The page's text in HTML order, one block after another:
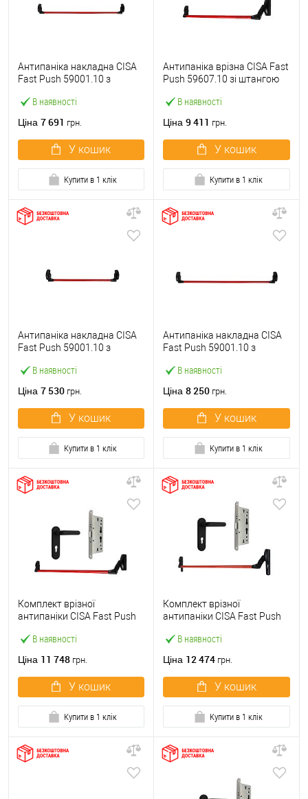
В наявності
Антипаніка накладна CISA
Fast Push 59001.10 з
мм червона
Ціна 7 691 грн.
У кошик
Купити в 1 клік
В наявності
Антипаніка врізна CISA Fast
Push 59607.10 зі штангою
Ціна 9 411 грн.
У кошик
Купити в 1 клік
В наявності
Антипаніка накладна CISA
Fast Push 59001.10 з
червона
Ціна 7 530 грн.
У кошик
Купити в 1 клік
В наявності
Антипаніка накладна CISA
Fast Push 59001.10 з
мм червона
Ціна 8 250 грн.
У кошик
Купити в 1 клік
В наявності
Комплект врізної
антипаніки CISA Fast Push
із замком та ручкою
Ціна 11 748 грн.
У кошик
Купити в 1 клік
В наявності
Комплект врізної
антипаніки CISA Fast Push
червоний із замком та
Ціна 12 474 грн.
У кошик
Купити в 1 клік